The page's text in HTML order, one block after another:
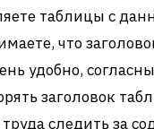
таблицы с
что
удобно,
заголовок
следить за